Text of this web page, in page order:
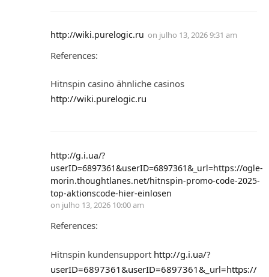
http://wiki.purelogic.ru on julho 13, 2026 9:31 am
References:
Hitnspin casino ähnliche casinos
http://wiki.purelogic.ru
http://g.i.ua/?
userID=6897361&userID=6897361&_url=https://ogle-
morin.thoughtlanes.net/hitnspin-promo-code-2025-
top-aktionscode-hier-einlosen
on julho 13, 2026 10:00 am
References:
Hitnspin kundensupport http://g.i.ua/?
userID=6897361&userID=6897361&_url=https://